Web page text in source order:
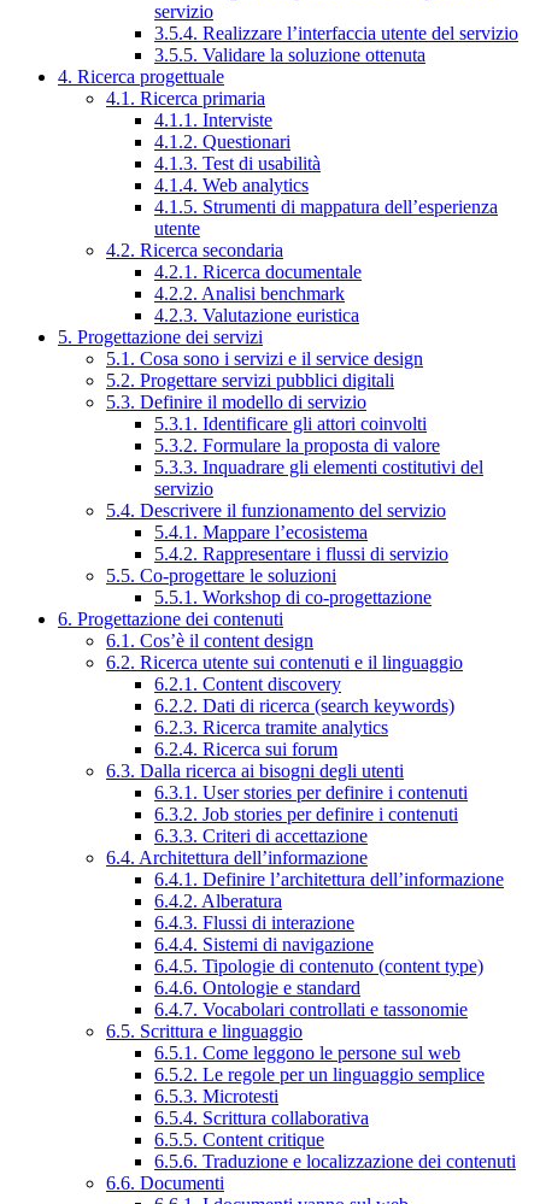
servizio
3.5.4. Realizzare l’interfaccia utente del servizio
3.5.5. Validare la soluzione ottenuta
4. Ricerca progettuale
4.1. Ricerca primaria
4.1.1. Interviste
4.1.2. Questionari
4.1.3. Test di usabilità
4.1.4. Web analytics
4.1.5. Strumenti di mappatura dell’esperienza
utente
4.2. Ricerca secondaria
4.2.1. Ricerca documentale
4.2.2. Analisi benchmark
4.2.3. Valutazione euristica
5. Progettazione dei servizi
5.1. Cosa sono i servizi e il service design
5.2. Progettare servizi pubblici digitali
5.3. Definire il modello di servizio
5.3.1. Identificare gli attori coinvolti
5.3.2. Formulare la proposta di valore
5.3.3. Inquadrare gli elementi costitutivi del
servizio
5.4. Descrivere il funzionamento del servizio
5.4.1. Mappare l’ecosistema
5.4.2. Rappresentare i flussi di servizio
5.5. Co-progettare le soluzioni
5.5.1. Workshop di co-progettazione
6. Progettazione dei contenuti
6.1. Cos’è il content design
6.2. Ricerca utente sui contenuti e il linguaggio
6.2.1. Content discovery
6.2.2. Dati di ricerca (search keywords)
6.2.3. Ricerca tramite analytics
6.2.4. Ricerca sui forum
6.3. Dalla ricerca ai bisogni degli utenti
6.3.1. User stories per definire i contenuti
6.3.2. Job stories per definire i contenuti
6.3.3. Criteri di accettazione
6.4. Architettura dell’informazione
6.4.1. Definire l’architettura dell’informazione
6.4.2. Alberatura
6.4.3. Flussi di interazione
6.4.4. Sistemi di navigazione
6.4.5. Tipologie di contenuto (content type)
6.4.6. Ontologie e standard
6.4.7. Vocabolari controllati e tassonomie
6.5. Scrittura e linguaggio
6.5.1. Come leggono le persone sul web
6.5.2. Le regole per un linguaggio semplice
6.5.3. Microtesti
6.5.4. Scrittura collaborativa
6.5.5. Content critique
6.5.6. Traduzione e localizzazione dei contenuti
6.6. Documenti